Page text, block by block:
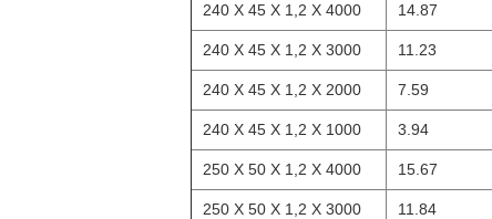
240 X 45 X 1,2 X 4000 14.87
240 X 45 X 1,2 X 3000 11.23
240 X 45 X 1,2 X 2000 7.59
240 X 45 X 1,2 X 1000 3.94
250 X 50 X 1,2 X 4000 15.67
250 X 50 X 1,2 X 3000 11.84